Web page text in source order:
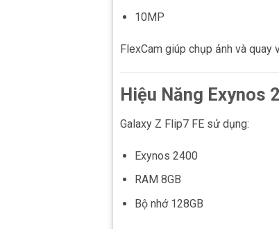
10MP
FlexCam giúp chụp ảnh và
Hiệu Năng Exynos
Galaxy Z Flip7 FE sử dụng:
Exynos 2400
RAM 8GB
Bộ nhớ 128GB